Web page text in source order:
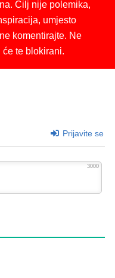
Cilj nije polemika,
umjesto
komentirajte. Ne
te blokirani.
Prijavite se
3000